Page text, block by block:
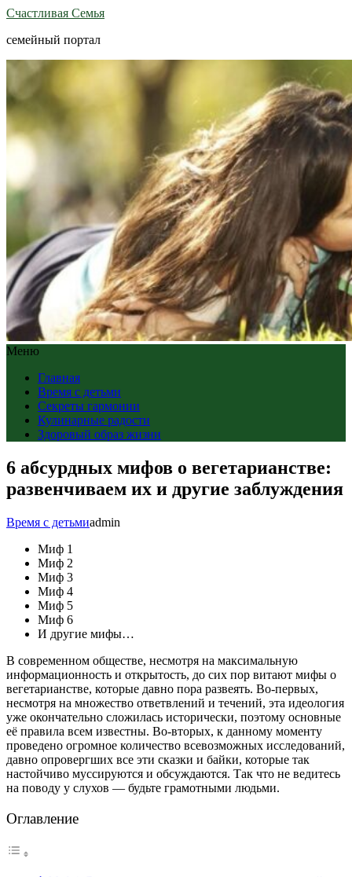
Счастливая Семья
семейный портал
Меню
Главная
Время с детьми
Секреты гармонии
Кулинарные радости
Здоровый образ жизни
6 абсурдных мифов о вегетарианстве:
развенчиваем их и другие заблуждения
Время с детьмиadmin
Миф 1
Миф 2
Миф 3
Миф 4
Миф 5
Миф 6
И другие мифы…
В современном обществе, несмотря на максимальную
информационность и открытость, до сих пор витают мифы о
вегетарианстве, которые давно пора развеять. Во-первых,
несмотря на множество ответвлений и течений, эта идеология
уже окончательно сложилась исторически, поэтому основные
её правила всем известны. Во-вторых, к данному моменту
проведено огромное количество всевозможных исследований,
давно опровергших все эти сказки и байки, которые так
настойчиво муссируются и обсуждаются. Так что не ведитесь
на поводу у слухов — будьте грамотными людьми.
Оглавление